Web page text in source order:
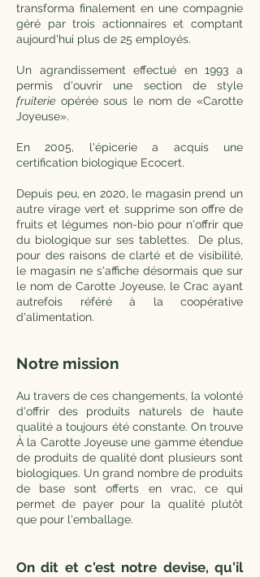
transforma finalement en une compagnie
géré par trois actionnaires et comptant
aujourd'hui plus de 25 employés.
Un agrandissement effectué en 1993 a
permis d'ouvrir une section de style
fruiterie opérée sous le nom de «Carotte
Joyeuse».
En 2005, l'épicerie a acquis une
certification biologique Ecocert.
Depuis peu, en 2020, le magasin prend un
autre virage vert et supprime son offre de
fruits et légumes non-bio pour n'offrir que
du biologique sur ses tablettes.
De plus,
pour des raisons de clarté et de visibilité,
le magasin ne s'affiche désormais que sur
le nom de Carotte Joyeuse, le Crac ayant
autrefois référé à la coopérative
d'alimentation.
Notre mission
Au travers de ces changements, la volonté
d'offrir des produits naturels de haute
qualité a toujours été constante. On trouve
À la Carotte Joyeuse une gamme étendue
de produits de qualité dont plusieurs sont
biologiques. Un grand nombre de produits
de base sont offerts en vrac, ce qui
permet de payer pour la qualité plutôt
que pour l'emballage.
On dit et c'est notre devise, qu'il